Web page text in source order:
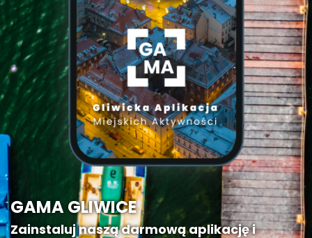
GAMA GLIWICE
Zainstaluj naszą darmową aplikację i